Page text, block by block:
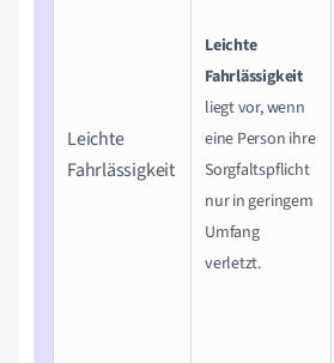
Leichte
Fahrlässigkeit
Leichte
Fahrlässigkeit
liegt vor, wenn
eine Person ihre
Sorgfaltspflicht
nur in geringem
Umfang
verletzt.